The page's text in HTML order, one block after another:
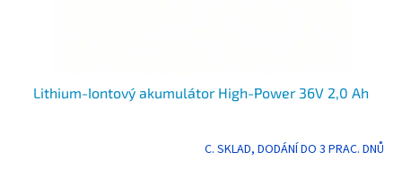
Lithium-Iontový akumulátor High-Power 36V 2,0 Ah
C. SKLAD, DODÁNÍ DO 3 PRAC. DNŮ